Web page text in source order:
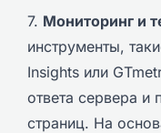
7. Мониторинг и
инструменты,
Insights или
ответа сервера и
страниц. На